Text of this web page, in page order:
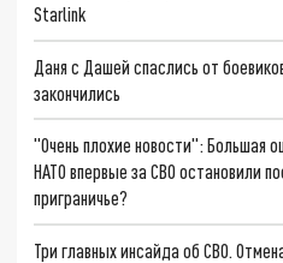
Starlink
Даня с Дашей спаслись от
закончились
"Очень плохие новости": Большая
НАТО впервые за СВО остановили
приграничье?
Три главных инсайда об СВО.